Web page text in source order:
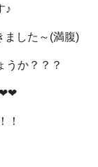
♪
ました～(満腹)
うか？？？
！